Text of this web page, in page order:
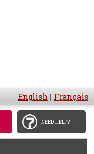
English | Français
NEED HELP?